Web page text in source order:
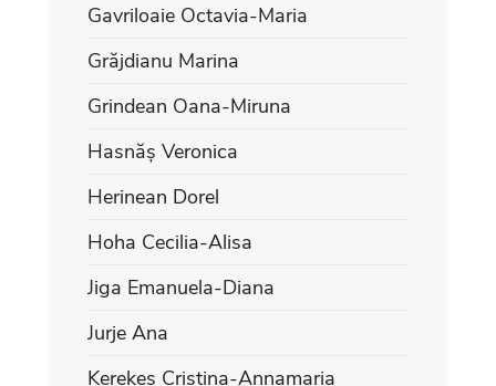
Gavriloaie Octavia-Maria
Grăjdianu Marina
Grindean Oana-Miruna
Hasnăș Veronica
Herinean Dorel
Hoha Cecilia-Alisa
Jiga Emanuela-Diana
Jurje Ana
Kerekeș Cristina-Annamaria